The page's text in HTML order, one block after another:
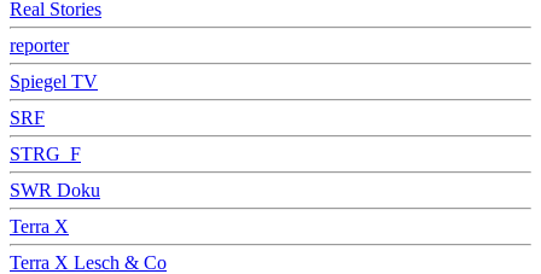
Real Stories
reporter
Spiegel TV
SRF
STRG_F
SWR Doku
Terra X
Terra X Lesch & Co